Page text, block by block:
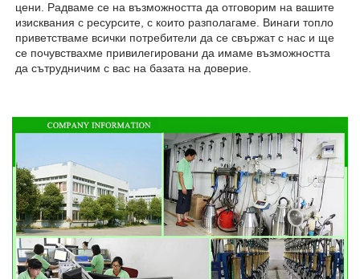
цени. Радваме се на възможността да отговорим на вашите
изисквания с ресурсите, с които разполагаме. Винаги топло
приветстваме всички потребители да се свържат с нас и ще
се почувствахме привилегировани да имаме възможността
да сътрудничим с вас на базата на доверие.